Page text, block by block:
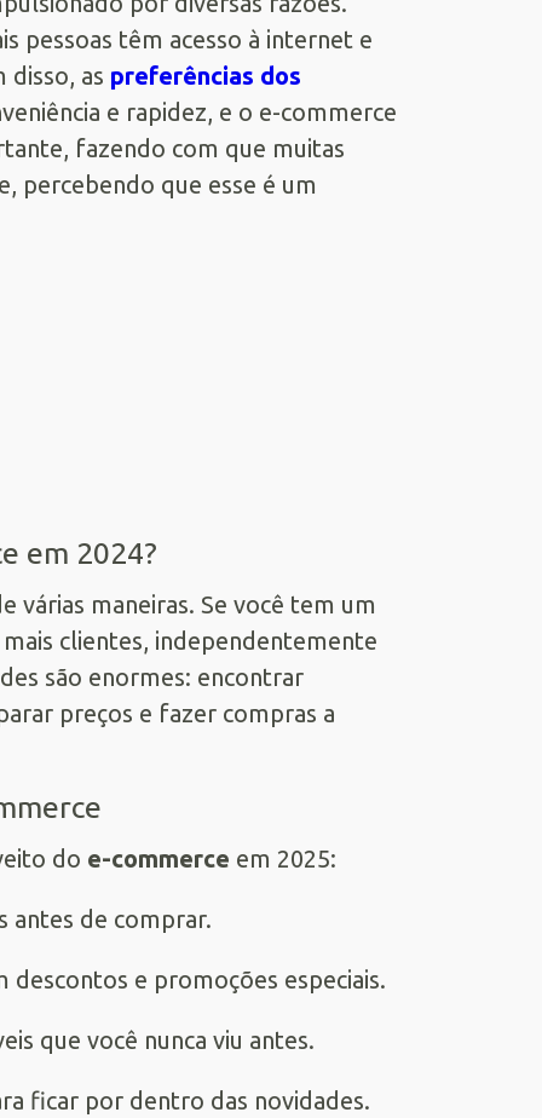
pessoas têm acesso à internet e
disso, as preferências dos
e rapidez, e o e-commerce
fazendo com que muitas
percebendo que esse é um
em 2024?
várias maneiras. Se você tem um
clientes, independentemente
são enormes: encontrar
preços e fazer compras a
do e-commerce em 2025:
antes de comprar.
descontos e promoções especiais.
que você nunca viu antes.
ficar por dentro das novidades.